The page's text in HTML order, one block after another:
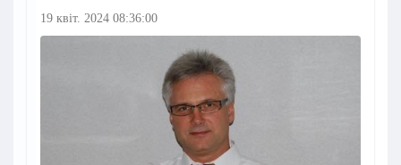
19 квіт. 2024 08:36:00